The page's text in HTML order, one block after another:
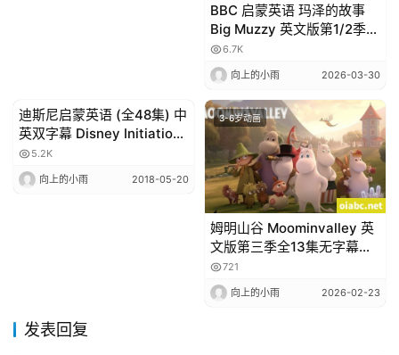
BBC 启蒙英语 玛泽的故事
Big Muzzy 英文版第1/2季全
12集+词汇28集+音频+台词
+闪卡+练习册
6.7K
向上的小雨 2026-03-30
3-6岁动画
迪斯尼启蒙英语 (全48集) 中
英双字幕 Disney Initiation
English 儿童英文动画片下载
5.2K
向上的小雨 2018-05-20
3-6岁动画
姆明山谷 Moominvalley 英
文版第三季全13集无字幕高
清1080P视频MP4网盘下载
721
向上的小雨 2026-02-23
发表回复